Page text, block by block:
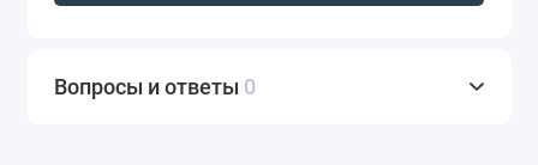
Вопросы и ответы 0